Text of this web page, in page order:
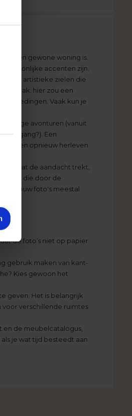
een gewone woning is.
accenten zijn.
voor artistieke zielen die
vaak: hier zou een
Vaak kun je
avonturen (vanuit
Een
opnieuw herleven
dat de aandacht trekt,
die door de
en jouw foto's meestal
de foto’s niet op papier
gebruik maken van kant-
Kies gewoon het
geven. Het is belangrijk
voor verschillende ruimtes
en de meubelcatalogus,
je wat tijd besteedt aan